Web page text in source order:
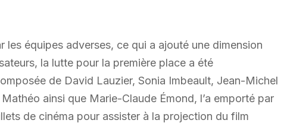
équipes adverses, ce qui a ajouté une dimension
la lutte pour la première place a été
de David Lauzier, Sonia Imbeault, Jean-Michel
ainsi que Marie-Claude Émond, l’a emporté par
de cinéma pour assister à la projection du film